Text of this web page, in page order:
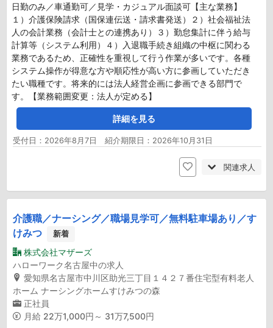
日勤のみ／車通勤可／見学・カジュアル面談可【主な業務】
１）介護保険請求（国保連伝送・請求書発送）２）社会福祉法
人の会計業務（会計士との連携あり）３）勤怠集計に伴う給与
計算等（システム利用）４）入退職手続き組織の中枢に関わる
業務であるため、正確性を重視して行う作業が多いです。各種
システム操作が得意な方や順応性が高い方に参画していただき
たい職種です。将来的には法人経営企画に参画できる部門で
す。【業務範囲変更：法人が定める】
詳細を見る
受付日：2026年8月7日 紹介期限日：2026年10月31日
関連求人
介護職／ナーシング／職場見学可／無料駐車場あり／す
けみつ
新着
株式会社マザーズ
ハローワーク名古屋中の求人
愛知県名古屋市中川区助光三丁目１４２７番住宅型有料老人
ホーム ナーシングホームすけみつの森
正社員
月給 22万1,000円～ 31万7,500円